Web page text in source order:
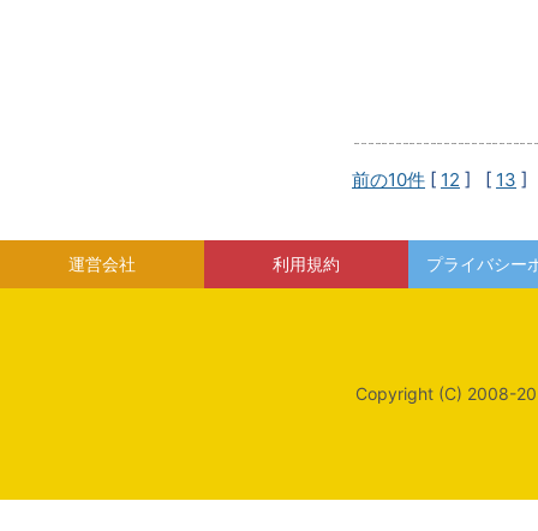
前の10件 [ 12 ] [ 13 ]
運営会社 利用規約 プライバシー
Copyright (C) 2008-